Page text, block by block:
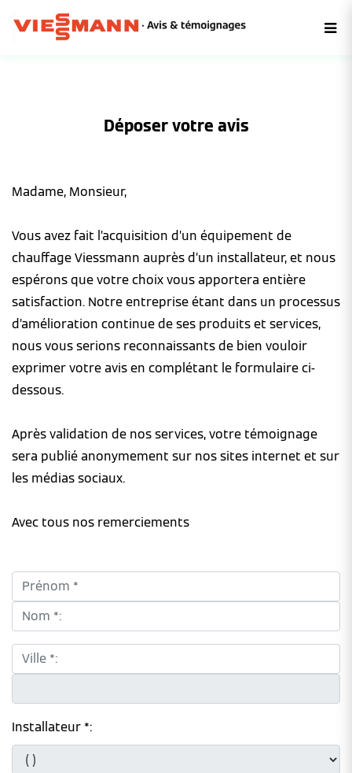
Déposer votre avis
Madame, Monsieur,
Vous avez fait l’acquisition d’un équipement de
chauffage Viessmann auprès d’un installateur, et nous
espérons que votre choix vous apportera entière
satisfaction. Notre entreprise étant dans un processus
d’amélioration continue de ses produits et services,
nous vous serions reconnaissants de bien vouloir
exprimer votre avis en complétant le formulaire ci-
dessous.
Après validation de nos services, votre témoignage
sera publié anonymement sur nos sites internet et sur
les médias sociaux.
Avec tous nos remerciements
Prénom *:
Nom *:
Ville *:
Installateur *: